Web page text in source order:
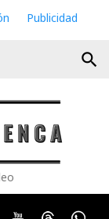
Publicidad
search